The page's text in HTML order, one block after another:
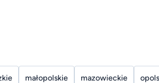
małopolskie mazowieckie